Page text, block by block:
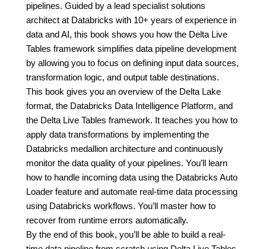
pipelines. Guided by a lead specialist solutions
architect at Databricks with 10+ years of experience in
data and AI, this book shows you how the Delta Live
Tables framework simplifies data pipeline development
by allowing you to focus on defining input data sources,
transformation logic, and output table destinations.
This book gives you an overview of the Delta Lake
format, the Databricks Data Intelligence Platform, and
the Delta Live Tables framework. It teaches you how to
apply data transformations by implementing the
Databricks medallion architecture and continuously
monitor the data quality of your pipelines. You’ll learn
how to handle incoming data using the Databricks Auto
Loader feature and automate real-time data processing
using Databricks workflows. You’ll master how to
recover from runtime errors automatically.
By the end of this book, you’ll be able to build a real-